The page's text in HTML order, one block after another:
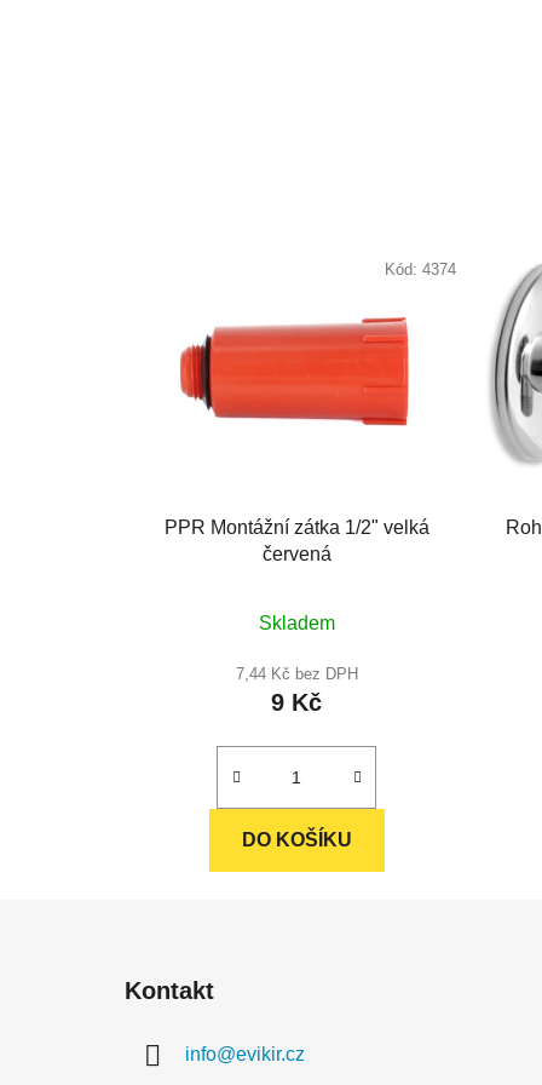
PPR Montážní zátka 1/2" velká
červená
hodnocení
produktu
je
hvězdiček.
Skladem
7,44 Kč bez DPH
9 Kč
DO KOŠÍKU
Kód: 4374
Kontakt
info@evikir.cz